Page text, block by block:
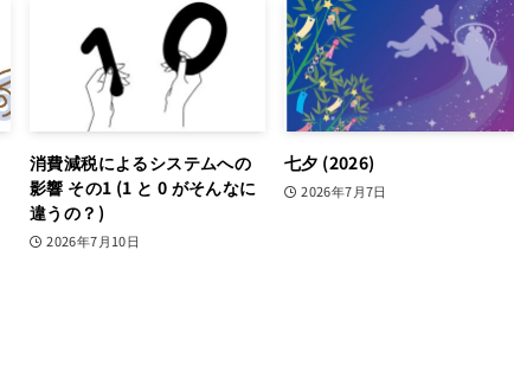
消費減税によるシステムへの
影響 その1 (1 と 0 がそんなに
違うの？)
2026年7月10日
七夕 (2026)
2026年7月7日